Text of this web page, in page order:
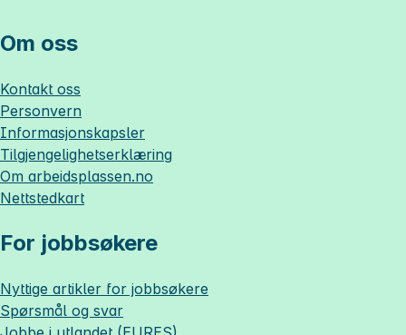
Om oss
Kontakt oss
Personvern
Informasjonskapsler
Tilgjengelighetserklæring
Om arbeidsplassen.no
Nettstedkart
For jobbsøkere
Nyttige artikler for jobbsøkere
Spørsmål og svar